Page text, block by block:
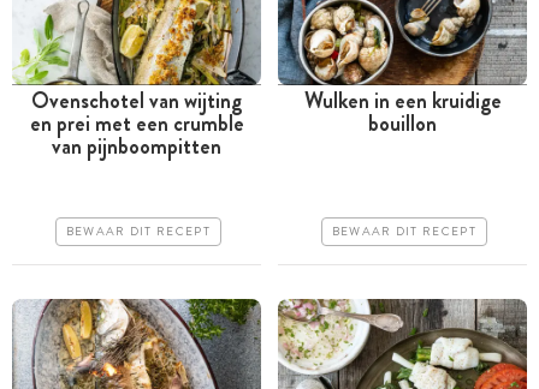
Tussen 30 minuten en 1
Ovenschotel van wijting
en prei met een crumble
van pijnboompitten
BEWAAR DIT RECEPT
Tussen 30 minuten en 1
Wulken in een kruidige
bouillon
BEWAAR DIT RECEPT